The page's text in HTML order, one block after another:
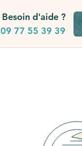
Besoin d'aide ?
09 77 55 39 39